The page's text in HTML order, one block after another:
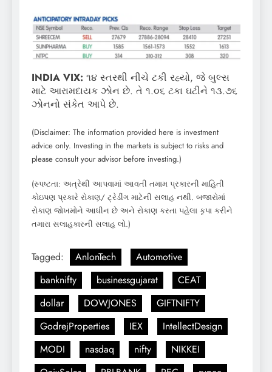
INDIA VIX: ૧૪ સ્તરથી નીચે ટકી રહ્યો, જે બુલ્સ
માટે આરામદાયક ઝોન છે. તે ૧.૦૬ ટકા ઘટીને ૧૩.૭૬
ઝોનનો સંકેત આપે છે.
(Disclaimer: The information provided here is investment
advice only. Investing in the markets is subject to risks and
please consult your advisor before investing.)
(સ્પષ્ટતા: અત્રેથી આપવામાં આવતી તમામ પ્રકારની માહિતી
કોઇપણ પ્રકારે રોકાણ/ ટ્રેડીંગ માટેની સલાહ નથી. બજારોમાં
રોકાણ જોખમોને આધીન છે અને રોકાણ કરતા પહેલા કૃપા કરીને
તમારા સલાહકારની સલાહ લો.)
Tagged: AnlonTech
Automotive
banknifty
businessgujarat
CEAT
dollar
DOWJONES
GIFTNIFTY
GodrejProperties
IEX
IntellectDesign
MODI
nasdaq nifty
NIKKEI